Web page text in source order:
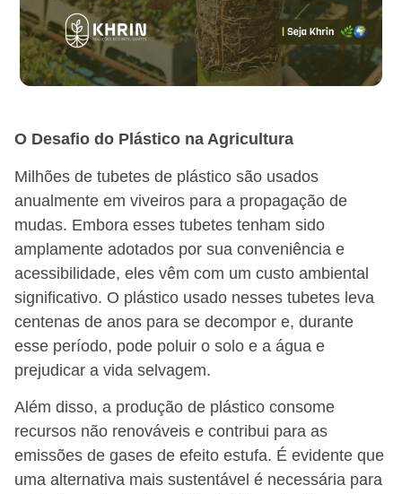
O Desafio do Plástico na Agricultura
Milhões de tubetes de plástico são usados
anualmente em viveiros para a propagação de
mudas. Embora esses tubetes tenham sido
amplamente adotados por sua conveniência e
acessibilidade, eles vêm com um custo ambiental
significativo. O plástico usado nesses tubetes leva
centenas de anos para se decompor e, durante
esse período, pode poluir o solo e a água e
prejudicar a vida selvagem.
Além disso, a produção de plástico consome
recursos não renováveis e contribui para as
emissões de gases de efeito estufa. É evidente que
uma alternativa mais sustentável é necessária para